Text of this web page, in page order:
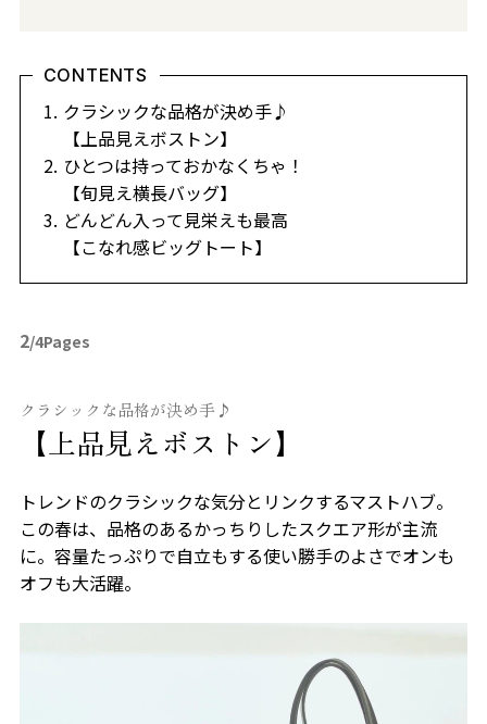
CONTENTS
クラシックな品格が決め手♪
【上品見えボストン】
ひとつは持っておかなくちゃ！
【旬見え横長バッグ】
どんどん入って見栄えも最高
【こなれ感ビッグトート】
2/4Pages
クラシックな品格が決め手♪
【上品見えボストン】
トレンドのクラシックな気分とリンクするマストハブ。
この春は、品格のあるかっちりしたスクエア形が主流
に。容量たっぷりで自立もする使い勝手のよさでオンも
オフも大活躍。